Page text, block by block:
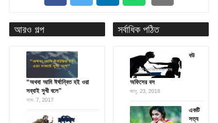
আরও গল্প
“অথবা আমি ঈর্ষান্বিত হই ওরা
সব্বাই সুখী বলে”
নভে. 7, 2017
সর্বাধিক পঠিত
বউ
অফিসের বস
জানু. 23, 2018
একটি
সত্য